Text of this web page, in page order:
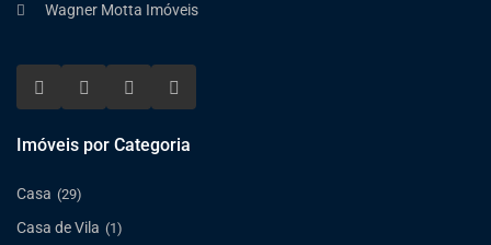
Wagner Motta Imóveis
Imóveis por Categoria
Casa (29)
Casa de Vila (1)